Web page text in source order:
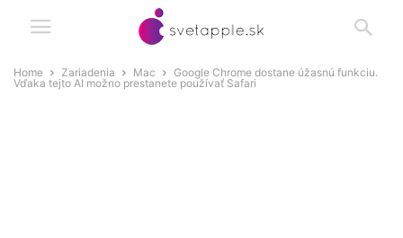
Home Zariadenia Mac
Google Chrome dostane úžasnú funkciu.
Vďaka tejto AI možno prestanete používať Safari